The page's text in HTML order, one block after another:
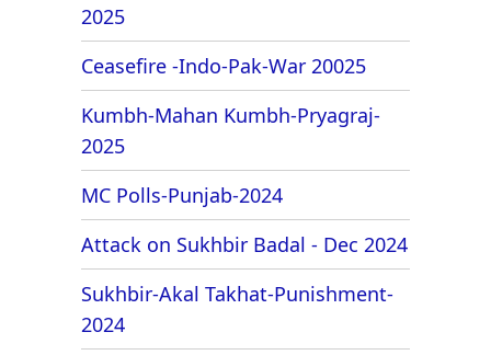
2025
Ceasefire -Indo-Pak-War 20025
Kumbh-Mahan Kumbh-Pryagraj-
2025
MC Polls-Punjab-2024
Attack on Sukhbir Badal - Dec 2024
Sukhbir-Akal Takhat-Punishment-
2024